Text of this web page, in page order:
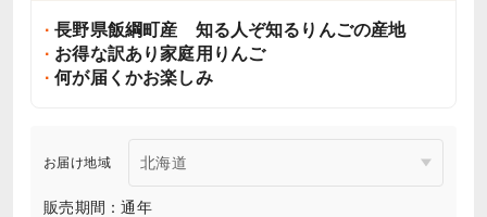
長野県飯綱町産 知る人ぞ知るりんごの産地
お得な訳あり家庭用りんご
何が届くかお楽しみ
お届け地域
販売期間：通年